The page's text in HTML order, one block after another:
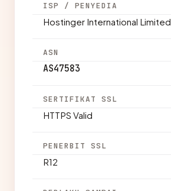
ISP / PENYEDIA
Hostinger International Limited
ASN
AS47583
SERTIFIKAT SSL
HTTPS Valid
PENERBIT SSL
R12